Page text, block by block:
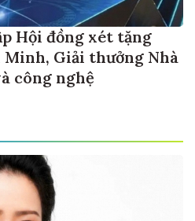
Hội đồng xét tặng
Giải thưởng Nhà
công nghệ